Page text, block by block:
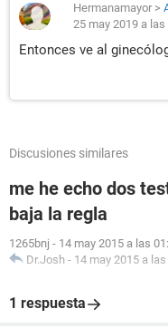
Hermanamayor >
25 may 2019 a las
Entonces ve al
Discusiones similares
me he echo dos
baja la regla
1265bnj - 14 may 2015 a las
Dr.Josh - 14 may 2015 a
1 respuesta